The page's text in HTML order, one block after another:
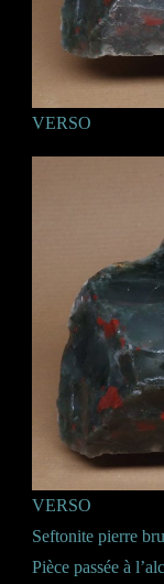
VERSO
VERSO
Seftonite pierre
Pièce passée à